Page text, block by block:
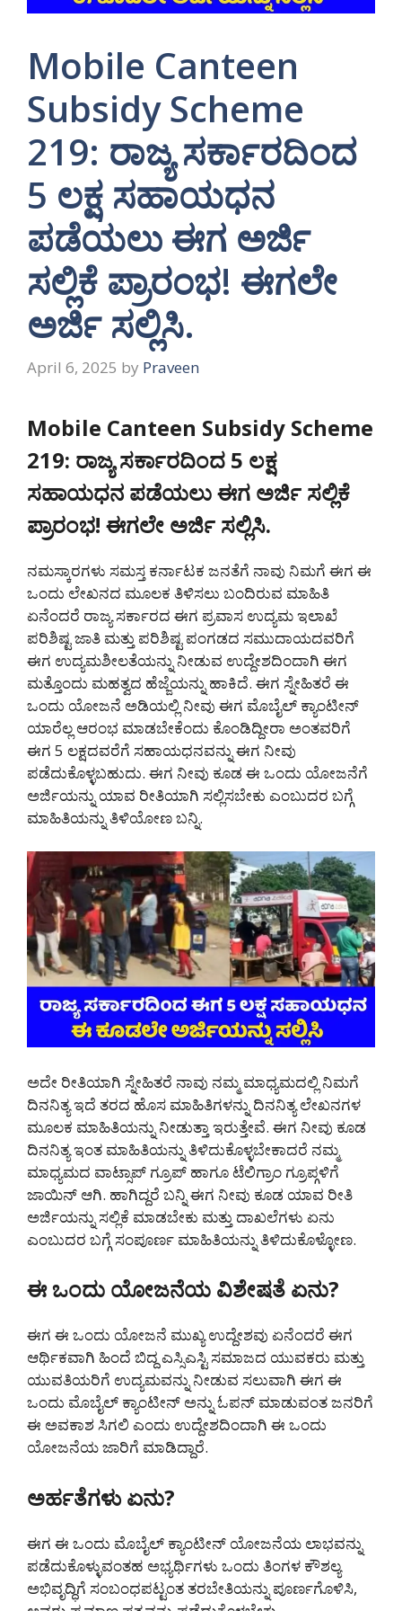
Mobile Canteen
Subsidy Scheme
219: ರಾಜ್ಯ ಸರ್ಕಾರದಿಂದ
5 ಲಕ್ಷ ಸಹಾಯಧನ
ಪಡೆಯಲು ಈಗ ಅರ್ಜಿ
ಸಲ್ಲಿಕೆ ಪ್ರಾರಂಭ! ಈಗಲೇ
ಅರ್ಜಿ ಸಲ್ಲಿಸಿ.
April 6, 2025 by Praveen
Mobile Canteen Subsidy Scheme
219: ರಾಜ್ಯ ಸರ್ಕಾರದಿಂದ 5 ಲಕ್ಷ
ಸಹಾಯಧನ ಪಡೆಯಲು ಈಗ ಅರ್ಜಿ ಸಲ್ಲಿಕೆ
ಪ್ರಾರಂಭ! ಈಗಲೇ ಅರ್ಜಿ ಸಲ್ಲಿಸಿ.
ನಮಸ್ಕಾರಗಳು ಸಮಸ್ತ ಕರ್ನಾಟಕ ಜನತೆಗೆ ನಾವು ನಿಮಗೆ ಈಗ ಈ
ಒಂದು ಲೇಖನದ ಮೂಲಕ ತಿಳಿಸಲು ಬಂದಿರುವ ಮಾಹಿತಿ
ಏನೆಂದರೆ ರಾಜ್ಯ ಸರ್ಕಾರದ ಈಗ ಪ್ರವಾಸ ಉದ್ಯಮ ಇಲಾಖೆ
ಪರಿಶಿಷ್ಟ ಜಾತಿ ಮತ್ತು ಪರಿಶಿಷ್ಟ ಪಂಗಡದ ಸಮುದಾಯದವರಿಗೆ
ಈಗ ಉದ್ಯಮಶೀಲತೆಯನ್ನು ನೀಡುವ ಉದ್ದೇಶದಿಂದಾಗಿ ಈಗ
ಮತ್ತೊಂದು ಮಹತ್ವದ ಹೆಜ್ಜೆಯನ್ನು ಹಾಕಿದೆ. ಈಗ ಸ್ನೇಹಿತರೆ ಈ
ಒಂದು ಯೋಜನೆ ಅಡಿಯಲ್ಲಿ ನೀವು ಈಗ ಮೊಬೈಲ್ ಕ್ಯಾಂಟೀನ್
ಯಾರೆಲ್ಲ ಆರಂಭ ಮಾಡಬೇಕೆಂದು ಕೊಂಡಿದ್ದೀರಾ ಅಂತವರಿಗೆ
ಈಗ 5 ಲಕ್ಷದವರೆಗೆ ಸಹಾಯಧನವನ್ನು ಈಗ ನೀವು
ಪಡೆದುಕೊಳ್ಳಬಹುದು. ಈಗ ನೀವು ಕೂಡ ಈ ಒಂದು ಯೋಜನೆಗೆ
ಅರ್ಜಿಯನ್ನು ಯಾವ ರೀತಿಯಾಗಿ ಸಲ್ಲಿಸಬೇಕು ಎಂಬುದರ ಬಗ್ಗೆ
ಮಾಹಿತಿಯನ್ನು ತಿಳಿಯೋಣ ಬನ್ನಿ.
ಅದೇ ರೀತಿಯಾಗಿ ಸ್ನೇಹಿತರೆ ನಾವು ನಮ್ಮ ಮಾಧ್ಯಮದಲ್ಲಿ ನಿಮಗೆ
ದಿನನಿತ್ಯ ಇದೆ ತರದ ಹೊಸ ಮಾಹಿತಿಗಳನ್ನು ದಿನನಿತ್ಯ ಲೇಖನಗಳ
ಮೂಲಕ ಮಾಹಿತಿಯನ್ನು ನೀಡುತ್ತಾ ಇರುತ್ತೇವೆ. ಈಗ ನೀವು ಕೂಡ
ದಿನನಿತ್ಯ ಇಂತ ಮಾಹಿತಿಯನ್ನು ತಿಳಿದುಕೊಳ್ಳಬೇಕಾದರೆ ನಮ್ಮ
ಮಾಧ್ಯಮದ ವಾಟ್ಸಾಪ್ ಗ್ರೂಪ್ ಹಾಗೂ ಟೆಲಿಗ್ರಾಂ ಗ್ರೂಪ್ಗಳಿಗೆ
ಜಾಯಿನ್ ಆಗಿ. ಹಾಗಿದ್ದರೆ ಬನ್ನಿ ಈಗ ನೀವು ಕೂಡ ಯಾವ ರೀತಿ
ಅರ್ಜಿಯನ್ನು ಸಲ್ಲಿಕೆ ಮಾಡಬೇಕು ಮತ್ತು ದಾಖಲೆಗಳು ಏನು
ಎಂಬುದರ ಬಗ್ಗೆ ಸಂಪೂರ್ಣ ಮಾಹಿತಿಯನ್ನು ತಿಳಿದುಕೊಳ್ಳೋಣ.
ಈ ಒಂದು ಯೋಜನೆಯ ವಿಶೇಷತೆ ಏನು?
ಈಗ ಈ ಒಂದು ಯೋಜನೆ ಮುಖ್ಯ ಉದ್ದೇಶವು ಏನೆಂದರೆ ಈಗ
ಆರ್ಥಿಕವಾಗಿ ಹಿಂದೆ ಬಿದ್ದ ಎಸ್ಸಿಎಸ್ಟಿ ಸಮಾಜದ ಯುವಕರು ಮತ್ತು
ಯುವತಿಯರಿಗೆ ಉದ್ಯಮವನ್ನು ನೀಡುವ ಸಲುವಾಗಿ ಈಗ ಈ
ಒಂದು ಮೊಬೈಲ್ ಕ್ಯಾಂಟೀನ್ ಅನ್ನು ಓಪನ್ ಮಾಡುವಂತ ಜನರಿಗೆ
ಈ ಅವಕಾಶ ಸಿಗಲಿ ಎಂದು ಉದ್ದೇಶದಿಂದಾಗಿ ಈ ಒಂದು
ಯೋಜನೆಯ ಜಾರಿಗೆ ಮಾಡಿದ್ದಾರೆ.
ಅರ್ಹತೆಗಳು ಏನು?
ಈಗ ಈ ಒಂದು ಮೊಬೈಲ್ ಕ್ಯಾಂಟೀನ್ ಯೋಜನೆಯ ಲಾಭವನ್ನು
ಪಡೆದುಕೊಳ್ಳುವಂತಹ ಅಭ್ಯರ್ಥಿಗಳು ಒಂದು ತಿಂಗಳ ಕೌಶಲ್ಯ
ಅಭಿವೃದ್ಧಿಗೆ ಸಂಬಂಧಪಟ್ಟಂತ ತರಬೇತಿಯನ್ನು ಪೂರ್ಣಗೊಳಿಸಿ,